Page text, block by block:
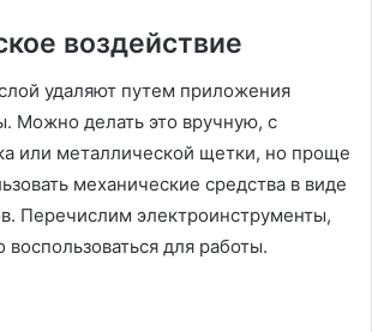
воздействие
удаляют путем приложения
Можно делать это вручную, с
или металлической щетки, но проще
механические средства в виде
Перечислим электроинструменты,
для работы.